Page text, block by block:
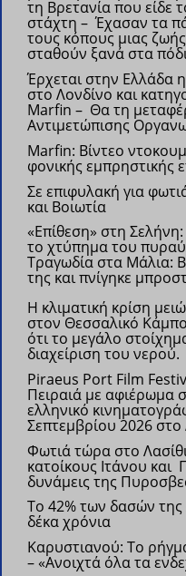
τη Βρετανία που είδε
στάχτη – Έχασαν τα
τους κόπους μιας
σταθούν ξανά στα
Έρχεται στην Ελλάδα
στο Λονδίνο και
Marfin – Θα τη
Αντιμετώπισης
Marfin: Βίντεο
φονικής εμπρηστικής
Σε επιφυλακή για
και Βοιωτία
«Επίθεση» στη
το χτύπημα του
Τραγωδία στα Μάλια:
της και πνίγηκε
Η κλιματική κρίση
στον Θεσσαλικό
ότι το μεγάλο
διαχείριση του νερού.
Piraeus Port Film
Πειραιά με αφιέρωμα
ελληνικό
Σεπτεμβρίου 2026
Φωτιά τώρα στο
κατοίκους Ιτάνου
δυνάμεις της
Το 42% των δασών της
δέκα χρόνια
Καρυστιανού: Το
– «Ανοιχτά όλα τα